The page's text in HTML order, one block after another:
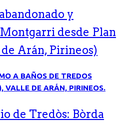
y
desde Plan
Arán, Pirineos)
de Tredòs: Bòrda